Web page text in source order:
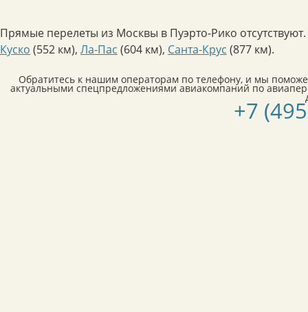
Прямые перелеты из Москвы в Пуэрто-Рико
Куско (552 км), Ла-Пас (604 км), Санта-Крус (877 км).
Обратитесь к нашим операторам по телефону, и мы
актуальными спецпредложениями авиакомпаний по
+7